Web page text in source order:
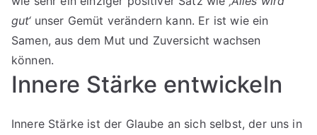
gut‘unser Gemüt verändern kann. Er ist wie ein
Samen, aus dem Mut und Zuversicht wachsen
können.
Innere Stärke entwickeln
Innere Stärke ist der Glaube an sich selbst, der uns in